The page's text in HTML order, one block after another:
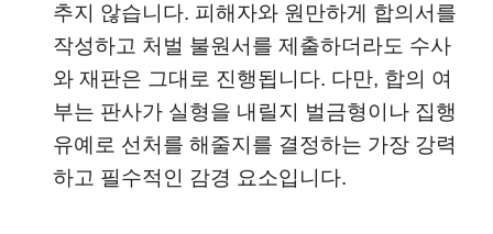
추지 않습니다. 피해자와 원만하게 합의서를
작성하고 처벌 불원서를 제출하더라도 수사
와 재판은 그대로 진행됩니다. 다만, 합의 여
부는 판사가 실형을 내릴지 벌금형이나 집행
유예로 선처를 해줄지를 결정하는 가장 강력
하고 필수적인 감경 요소입니다.